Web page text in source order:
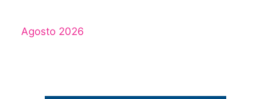
Agosto 2026